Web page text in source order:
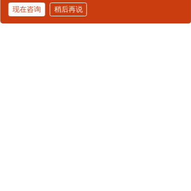
智能钥匙柜（300）YX-
智能钥匙柜（200）YX-
现在咨询 稍后再说拨打电话